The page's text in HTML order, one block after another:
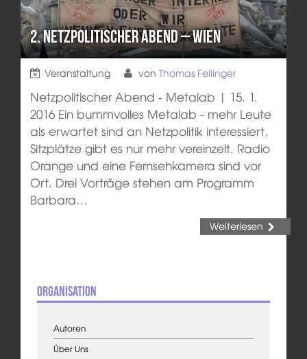
2. Netzpolitischer Abend – Wien
Veranstaltung von Thomas Fellinger
Netzpolitischer Abend - Metalab | 15. 1.
2016 Ein bummvolles Metalab - mehr Leute
als erwartet sind an Netzpolitik interessiert,
Sitzplätze gibt es nur mehr vereinzelt. Radio
Orange und eine Fernsehkamera sind vor
Ort. Drei Vorträge stehen am Programm
Barbara…
Weiterlesen
Organisation
Autoren
Über Uns